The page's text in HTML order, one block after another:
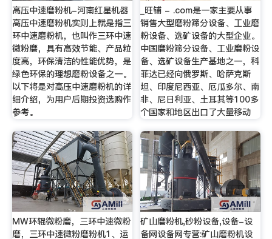
高压中速磨粉机-河南红星机器
高压中速磨粉机实则上就是指三
环中速磨粉机，也叫作三环中速
微粉磨，具有高效节能、产品粒
度高，环保清洁的性能优势，是
绿色环保的理想磨粉设备之一。
以下将是对高压中速磨粉机的详
细介绍，为用户后期投资选购作
参考。
_旺铺 - .com是一家主要从事
销售大型磨粉筛分设备、工业磨
粉设备、选矿设备的大型企业。
中国磨粉筛分设备、工业磨粉设
备、选矿设备生产基地之一，科
菲达已经向俄罗斯、哈萨克斯
坦、印度尼西亚、厄瓜多尔、南
非、尼日利亚、土耳其等100多
个国家和地区出口了大量移动
MW环辊微粉磨，三环中速微粉
磨，三环中速微粉磨粉机1、运
矿山磨粉机,砂粉设备,设备-设
备网设备网专营:矿山磨粉机设